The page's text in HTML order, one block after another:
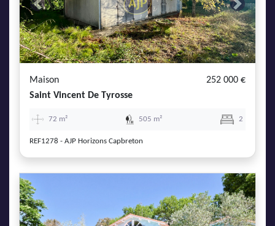
Previous Next
Maison
252 000 €
Saint Vincent De Tyrosse
72 m² 505 m² 2
REF1278 - AJP Horizons Capbreton